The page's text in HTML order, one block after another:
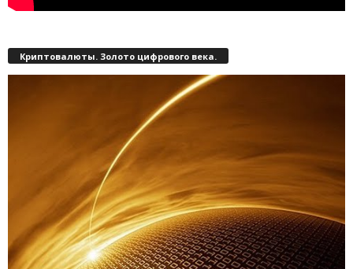
Криптовалюты. Золото цифрового века.